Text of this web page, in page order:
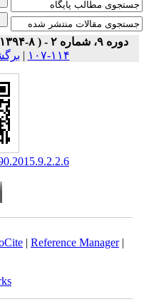
دوره ۹، شماره ۲ - ( ۸-۱۳۹۴ )
۱۱۴-۱۰۷
|
|Reference Manager